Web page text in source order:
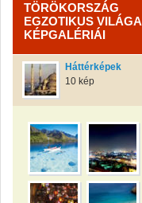
TÖRÖKORSZÁG
EGZOTIKUS VILÁGA
KÉPGALÉRIÁI
Háttérképek
10 kép